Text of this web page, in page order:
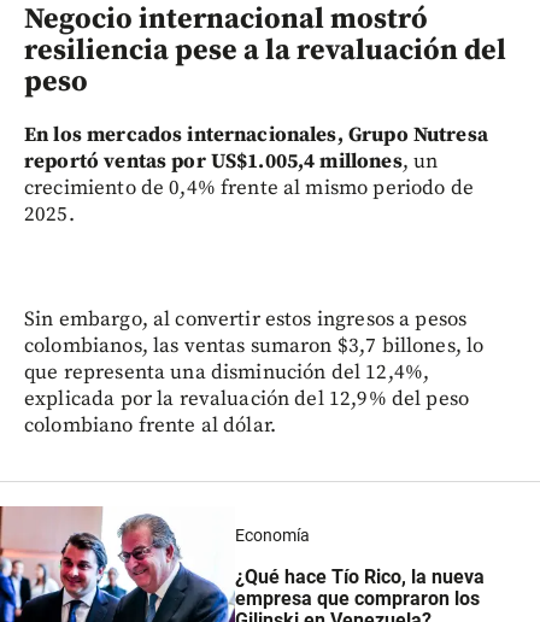
Negocio internacional mostró
resiliencia pese a la revaluación del
peso
En los mercados internacionales, Grupo Nutresa
reportó ventas por US$1.005,4 millones, un
crecimiento de 0,4% frente al mismo periodo de
2025.
Sin embargo, al convertir estos ingresos a pesos
colombianos, las ventas sumaron $3,7 billones, lo
que representa una disminución del 12,4%,
explicada por la revaluación del 12,9% del peso
colombiano frente al dólar.
Economía
¿Qué hace Tío Rico, la nueva
empresa que compraron los